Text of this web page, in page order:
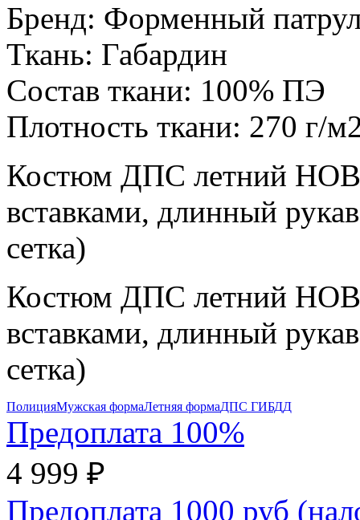
Бренд: Форменный
Ткань: Габардин
Состав ткани: 100% ПЭ
Плотность ткани: 270 г/
Костюм ДПС летний
вставками, длинный
сетка)
Костюм ДПС летний
вставками, длинный
сетка)
ПолицияМужская формаЛетняя формаДПС ГИБДД
Предоплата 100%
4 999 ₽
Предоплата 1000 руб